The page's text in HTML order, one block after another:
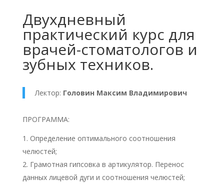
Двухдневный
практический курс для
врачей-стоматологов и
зубных техников.
Лектор: Головин Максим Владимирович
ПРОГРАММА:
Определение оптимального соотношения
челюстей;
Грамотная гипсовка в артикулятор. Перенос
данных лицевой дуги и соотношения челюстей;